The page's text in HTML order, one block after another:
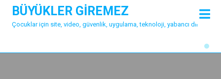
content
BÜYÜKLER GİREMEZ
Çocuklar için site, video, güvenlik, uygulama, teknoloji, yabancı dil